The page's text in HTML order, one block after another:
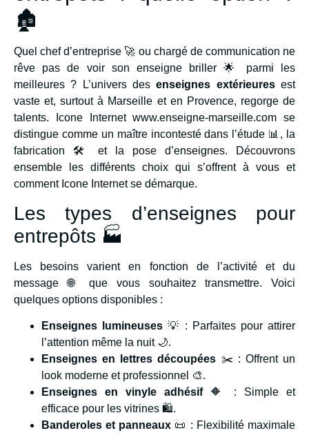
🏚️
Quel chef d’entreprise 🚀 ou chargé de communication ne
rêve pas de voir son enseigne briller 🌟 parmi les
meilleures ? L’univers desenseignes extérieuresest
vaste et, surtout à Marseille et en Provence, regorge de
talents. Icone Internet www.enseigne-marseille.com se
distingue comme un maître incontesté dans l’étude 📊, la
fabrication 🛠️ et la pose d’enseignes. Découvrons
ensemble les différents choix qui s’offrent à vous et
comment Icone Internet se démarque.
Les types d’enseignes pour
entrepôts 🏭
Les besoins varient en fonction de l’activité et du
message 🌐 que vous souhaitez transmettre. Voici
quelques options disponibles :
Enseignes lumineuses💡 : Parfaites pour attirer
l’attention même la nuit 🌙.
Enseignes en lettres découpées ✂️ : Offrent un
look moderne et professionnel 🎨.
Enseignes en vinyle adhésif🔶 : Simple et
efficace pour les vitrines 🛍️.
Banderoles et panneaux 📜 : Flexibilité maximale